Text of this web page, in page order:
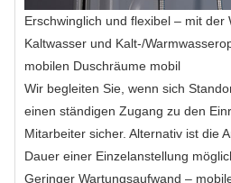
Erschwinglich und flexibel – mit der
Kaltwasser und Kalt-/
mobilen Duschräume mobil
Wir begleiten Sie, wenn sich
einen ständigen Zugang zu den
Mitarbeiter sicher. Alternativ ist die
Dauer einer Einzelanstellung
Geringer Wartungsaufwand –